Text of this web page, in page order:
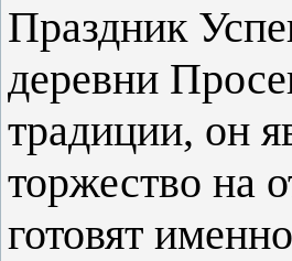
Праздник
деревни
традиции, он
торжество на
готовят